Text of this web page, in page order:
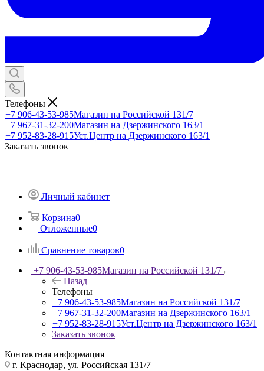
Телефоны
+7 906-43-53-985Магазин на Российской 131/7
+7 967-31-32-200Магазин на Дзержинского 163/1
+7 952-83-28-915Уст.Центр на Дзержинского 163/1
Заказать звонок
Личный кабинет
Корзина0
Отложенные0
Сравнение товаров0
+7 906-43-53-985Магазин на Российской 131/7
Назад
Телефоны
+7 906-43-53-985Магазин на Российской 131/7
+7 967-31-32-200Магазин на Дзержинского 163/1
+7 952-83-28-915Уст.Центр на Дзержинского 163/1
Заказать звонок
Контактная информация
г. Краснодар, ул. Российская 131/7